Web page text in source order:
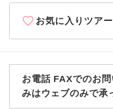
お気に入りツア
お電話 FAXでのお
みはウェブのみで承